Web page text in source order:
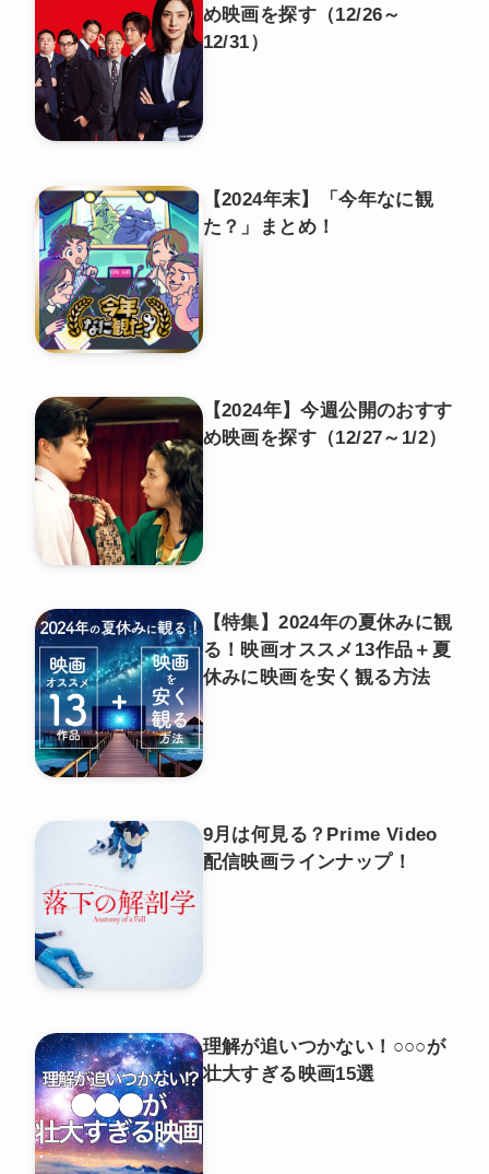
め映画を探す（12/26～
12/31）
【2024年末】「今年なに観
た？」まとめ！
【2024年】今週公開のおすす
め映画を探す（12/27～1/2）
【特集】2024年の夏休みに観
る！映画オススメ13作品＋夏
休みに映画を安く観る方法
9月は何見る？Prime Video
配信映画ラインナップ！
理解が追いつかない！○○○が
壮大すぎる映画15選